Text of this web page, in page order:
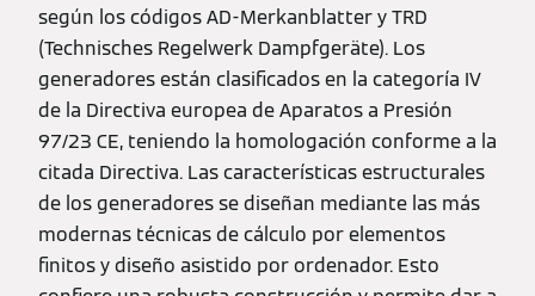
según los códigos AD-Merkanblatter y TRD
(Technisches Regelwerk Dampfgeräte). Los
generadores están clasificados en la categoría IV
de la Directiva europea de Aparatos a Presión
97/23 CE, teniendo la homologación conforme a la
citada Directiva. Las características estructurales
de los generadores se diseñan mediante las más
modernas técnicas de cálculo por elementos
finitos y diseño asistido por ordenador. Esto